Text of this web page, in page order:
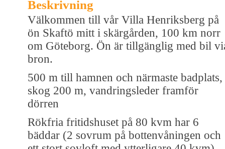
Beskrivning
Välkommen till vår Villa Henriksberg på
ön Skaftö mitt i skärgården, 100 km norr
om Göteborg. Ön är tillgänglig med bil
bron.
500 m till hamnen och närmaste badplats,
skog 200 m, vandringsleder framför
dörren
Rökfria fritidshuset på 80 kvm har 6
bäddar (2 sovrum på bottenvåningen och